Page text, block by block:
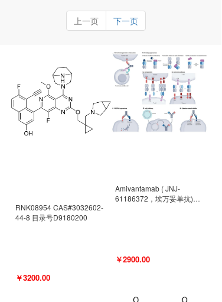
号为92339-11-2
上一页 下一页
RNK08954 CAS#3032602-
44-8 目录号D9180200
￥3200.00
Amivantamab ( JNJ-
61186372，埃万妥单抗)
￥2900.00